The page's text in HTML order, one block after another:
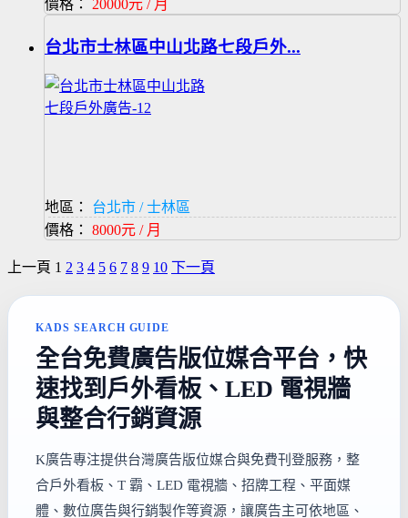
價格： 20000元 / 月
台北市士林區中山北路七段戶外...
地區：
台北市 / 士林區
價格： 8000元 / 月
上一頁 1 2 3 4 5 6 7 8 9 10 下一頁
KADS SEARCH GUIDE
全台免費廣告版位媒合平台，快
速找到戶外看板、LED 電視牆
與整合行銷資源
K廣告專注提供台灣廣告版位媒合與免費刊登服務，整
合戶外看板、T 霸、LED 電視牆、招牌工程、平面媒
體、數位廣告與行銷製作等資源，讓廣告主可依地區、